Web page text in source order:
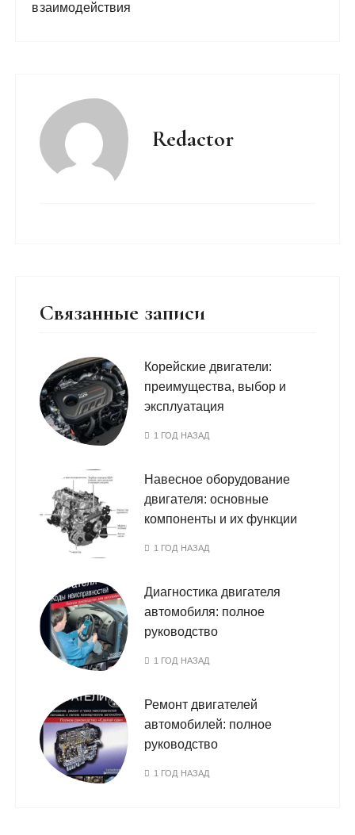
взаимодействия
Redactor
Связанные записи
Корейские двигатели:
преимущества, выбор и
эксплуатация
1 ГОД НАЗАД
Навесное оборудование
двигателя: основные
компоненты и их функции
1 ГОД НАЗАД
Диагностика двигателя
автомобиля: полное
руководство
1 ГОД НАЗАД
Ремонт двигателей
автомобилей: полное
руководство
1 ГОД НАЗАД